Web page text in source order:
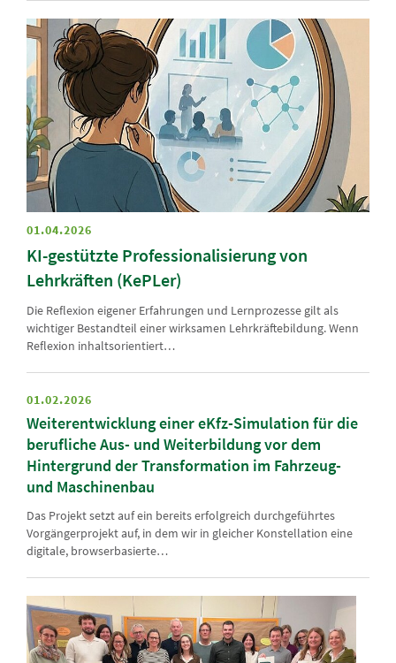
01.04.2026
KI-gestützte Professionalisierung von
Lehrkräften (KePLer)
Die Reflexion eigener Erfahrungen und Lernprozesse gilt als
wichtiger Bestandteil einer wirksamen Lehrkräftebildung. Wenn
Reflexion inhaltsorientiert…
01.02.2026
Weiterentwicklung einer eKfz-Simulation für die
berufliche Aus- und Weiterbildung vor dem
Hintergrund der Transformation im Fahrzeug-
und Maschinenbau
Das Projekt setzt auf ein bereits erfolgreich durchgeführtes
Vorgängerprojekt auf, in dem wir in gleicher Konstellation eine
digitale, browserbasierte…